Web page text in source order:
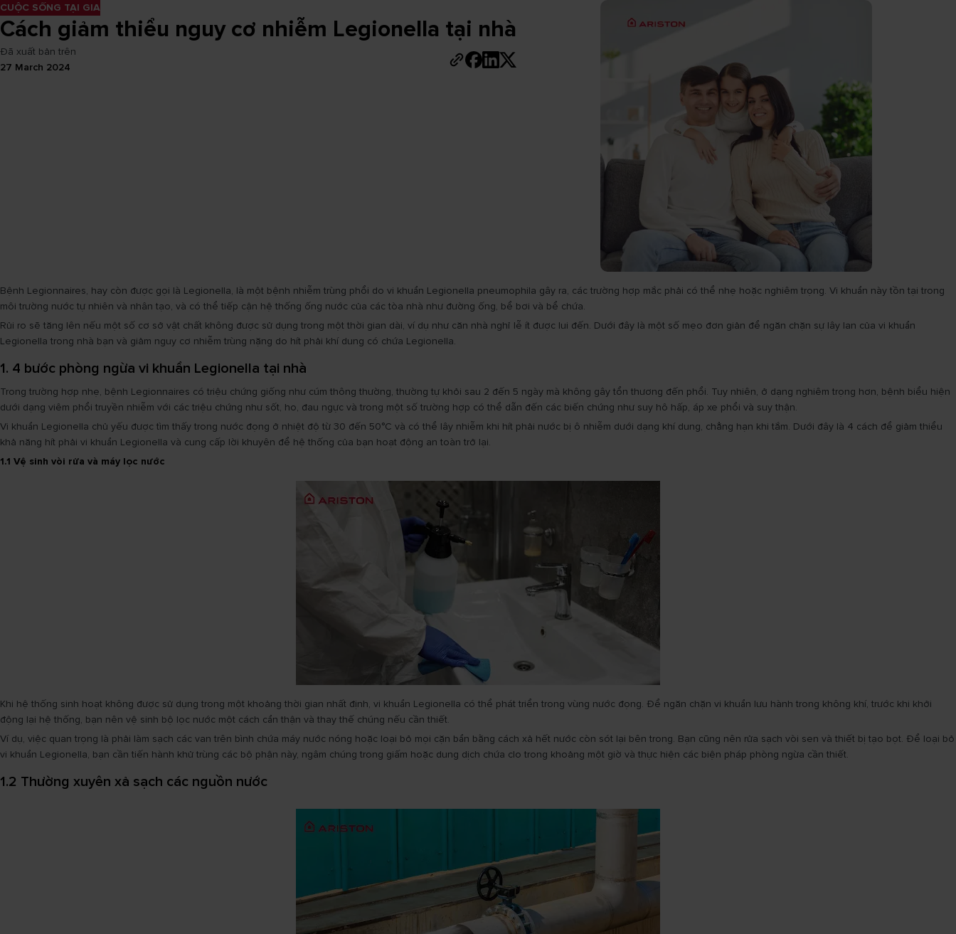
CUỘC SỐNG TẠI GIA
Cách giảm thiểu nguy cơ nhiễm Legionella tại nhà
Đã xuất bản trên
27 March 2024
Bệnh Legionnaires, hay còn được gọi là Legionella, là một bệnh nhiễm trùng phổi do vi khuẩn Legionella pneumophila gây ra, các trường hợp mắc phải có thể nhẹ hoặc nghiêm trọng. Vi khuẩn này tồn tại trong
môi trường nước tự nhiên và nhân tạo, và có thể tiếp cận hệ thống ống nước của các tòa nhà như đường ống, bể bơi và bể chứa.
Rủi ro sẽ tăng lên nếu một số cơ sở vật chất không được sử dụng trong một thời gian dài, ví dụ như căn nhà nghỉ lễ ít được lui đến. Dưới đây là một số mẹo đơn giản để ngăn chặn sự lây lan của vi khuẩn
Legionella trong nhà bạn và giảm nguy cơ nhiễm trùng nặng do hít phải khí dung có chứa Legionella.
1. 4 bước phòng ngừa vi khuẩn Legionella tại nhà
Trong trường hợp nhẹ, bệnh Legionnaires có triệu chứng giống như cúm thông thường, thường tự khỏi sau 2 đến 5 ngày mà không gây tổn thương đến phổi. Tuy nhiên, ở dạng nghiêm trọng hơn, bệnh biểu hiện
dưới dạng viêm phổi truyền nhiễm với các triệu chứng như sốt, ho, đau ngực và trong một số trường hợp có thể dẫn đến các biến chứng như suy hô hấp, áp xe phổi và suy thận.
Vi khuẩn Legionella chủ yếu được tìm thấy trong nước đọng ở nhiệt độ từ 30 đến 50°C và có thể lây nhiễm khi hít phải nước bị ô nhiễm dưới dạng khí dung, chẳng hạn khi tắm. Dưới đây là 4 cách để giảm thiểu
khả năng hít phải vi khuẩn Legionella và cung cấp lời khuyên để hệ thống của bạn hoạt động an toàn trở lại.
1.1 Vệ sinh vòi rửa và máy lọc nước
Khi hệ thống sinh hoạt không được sử dụng trong một khoảng thời gian nhất định, vi khuẩn Legionella có thể phát triển trong vùng nước đọng. Để ngăn chặn vi khuẩn lưu hành trong không khí, trước khi khởi
động lại hệ thống, bạn nên vệ sinh bộ lọc nước một cách cẩn thận và thay thế chúng nếu cần thiết.
Ví dụ, việc quan trọng là phải làm sạch các van trên bình chứa máy nước nóng hoặc loại bỏ mọi cặn bẩn bằng cách xả hết nước còn sót lại bên trong. Bạn cũng nên rửa sạch vòi sen và thiết bị tạo bọt. Để loại bỏ
vi khuẩn Legionella, bạn cần tiến hành khử trùng các bộ phận này, ngâm chúng trong giấm hoặc dung dịch chứa clo trong khoảng một giờ và thực hiện các biện pháp phòng ngừa cần thiết.
1.2 Thường xuyên xả sạch các nguồn nước